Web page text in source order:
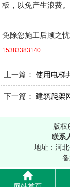
板，以免产生浪费。
免除您施工后顾之
15383383140
上一篇：使用电梯
下一篇：建筑爬架
版权
联系
地址：河